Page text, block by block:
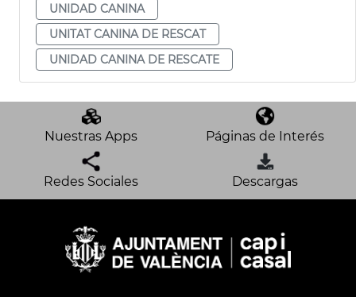
UNIDAD CANINA
UNITAT CANINA DE RESCAT
UNIDAD CANINA DE RESCATE
Nuestras Apps Páginas de Interés
Redes Sociales Descargas